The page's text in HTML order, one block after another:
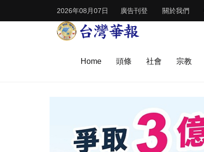
2026年08月07日 廣告刊登 關於我們
Home 頭條 社會 宗教